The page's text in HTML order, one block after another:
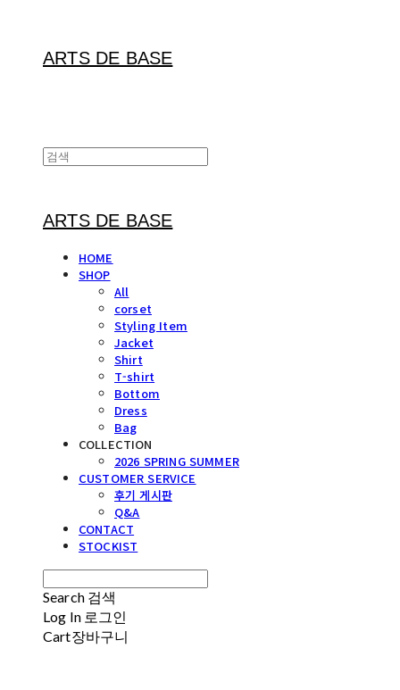
ARTS DE BASE
ARTS DE BASE
HOME
SHOP
All
corset
Styling Item
Jacket
Shirt
T-shirt
Bottom
Dress
Bag
COLLECTION
2026 SPRING SUMMER
CUSTOMER SERVICE
후기 게시판
Q&A
CONTACT
STOCKIST
Search 검색
Log In 로그인
Cart장바구니